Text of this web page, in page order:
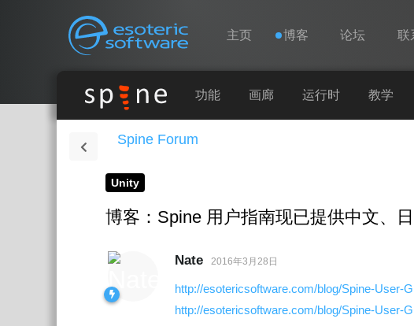
Esoteric Software
导航 主页 博客 论坛 联
功能 画廊 运行时 教学
Spine Forum
Unity
博客：Spine 用户指南现已提供中文、
Nate 2016年3月28日
http://esotericsoftware.com/blog/Spine-User-
http://esotericsoftware.com/blog/Spine-User-